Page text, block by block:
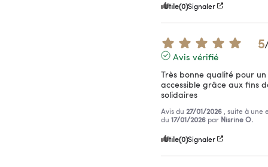
Utile(0)Signaler
5
Avis vérifié
Très bonne qualité pour
accessible grâce aux fins
solidaires
Avis du 27/01/2026 , suite à une
du 17/01/2026 par Nisrine O.
Utile(0)Signaler